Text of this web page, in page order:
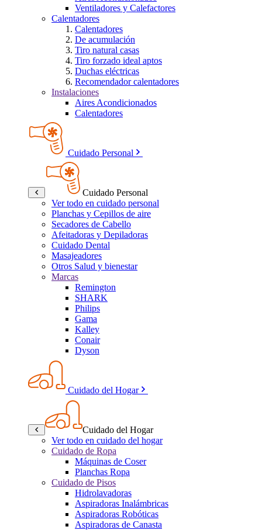
Ventiladores y Calefactores
Calentadores
Calentadores
De acumulación
Tiro natural casas
Tiro forzado ideal aptos
Duchas eléctricas
Recomendador calentadores
Instalaciones
Aires Acondicionados
Calentadores
Cuidado Personal
Cuidado Personal
Ver todo en cuidado personal
Planchas y Cepillos de aire
Secadores de Cabello
Afeitadoras y Depiladoras
Cuidado Dental
Masajeadores
Otros Salud y bienestar
Marcas
Remington
SHARK
Philips
Gama
Kalley
Conair
Dyson
Cuidado del Hogar
Cuidado del Hogar
Ver todo en cuidado del hogar
Cuidado de Ropa
Máquinas de Coser
Planchas Ropa
Cuidado de Pisos
Hidrolavadoras
Aspiradoras Inalámbricas
Aspiradoras Robóticas
Aspiradoras de Canasta